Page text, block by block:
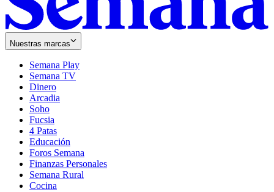
Nuestras marcas
Semana Play
Semana TV
Dinero
Arcadia
Soho
in
new
window
Fucsia
in
new
window
4 Patas
Educación
Foros Semana
Finanzas Personales
Semana Rural
Cocina